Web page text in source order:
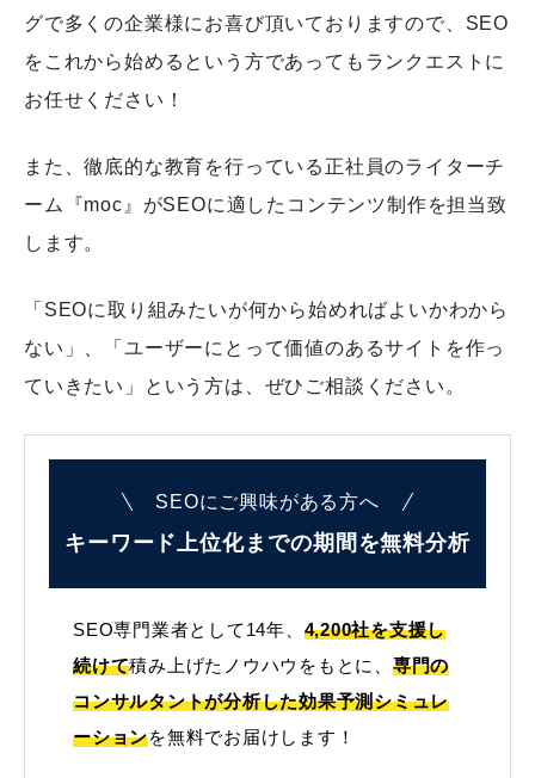
グで多くの企業様にお喜び頂いておりますので、SEO
をこれから始めるという方であってもランクエストに
お任せください！
また、徹底的な教育を行っている正社員のライターチ
ーム『moc』がSEOに適したコンテンツ制作を担当致
します。
「SEOに取り組みたいが何から始めればよいかわから
ない」、「ユーザーにとって価値のあるサイトを作っ
ていきたい」という方は、ぜひご相談ください。
SEOにご興味がある方へ
キーワード上位化までの期間を無料分析
SEO専門業者として14年、 4,200社を支援し
続けて積み上げたノウハウをもとに、 専門の
コンサルタントが分析した効果予測シミュレ
ーションを無料でお届けします！